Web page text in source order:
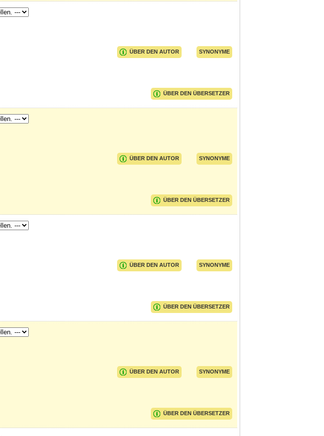
SYNONYME
ÜBER DEN AUTOR
ÜBER DEN ÜBERSETZER
SYNONYME
ÜBER DEN AUTOR
ÜBER DEN ÜBERSETZER
SYNONYME
ÜBER DEN AUTOR
ÜBER DEN ÜBERSETZER
SYNONYME
ÜBER DEN AUTOR
ÜBER DEN ÜBERSETZER